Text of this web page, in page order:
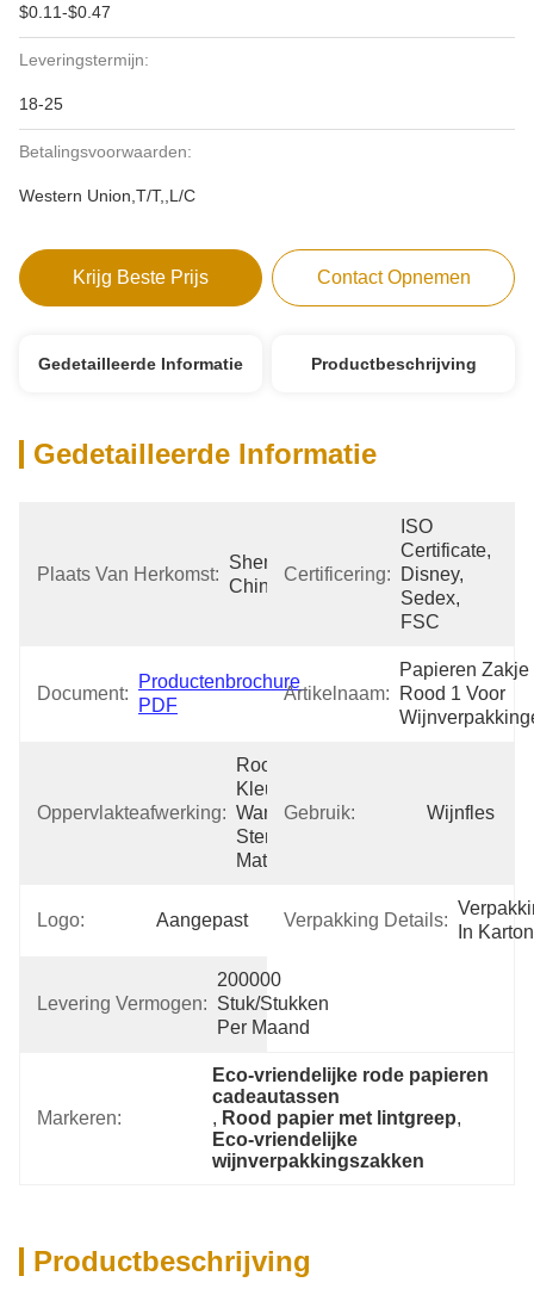
$0.11-$0.47
Leveringstermijn:
18-25
Betalingsvoorwaarden:
Western Union,T/T,,L/C
Krijg Beste Prijs Contact Opnemen
Gedetailleerde Informatie Productbeschrijving
Gedetailleerde Informatie
Plaats Van Herkomst:
Shenzhen
China
Certificering:
ISO
Certificate,
Disney,
Sedex,
FSC
Document:
Productenbrochure
PDF
Artikelnaam:
Papieren Zakje
Rood 1 Voor
Oppervlakteafwerking:
Rood
Kleurenprinten,
Warm
Stempelen,
Matt Laminatie.
Gebruik: Wijnfles
Logo: Aangepast Verpakking Details:
In Karton
Levering Vermogen:
200000
Stuk/Stukken
Per Maand
Markeren:
Eco-vriendelijke rode papieren
cadeautassen
, Rood papier met lintgreep,
Eco-vriendelijke
wijnverpakkingszakken
Productbeschrijving